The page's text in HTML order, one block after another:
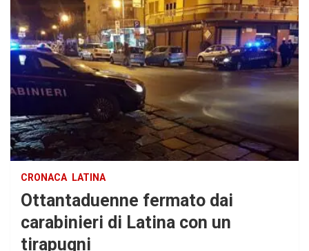
CRONACA LATINA
Ottantaduenne fermato dai
carabinieri di Latina con un
tirapugni